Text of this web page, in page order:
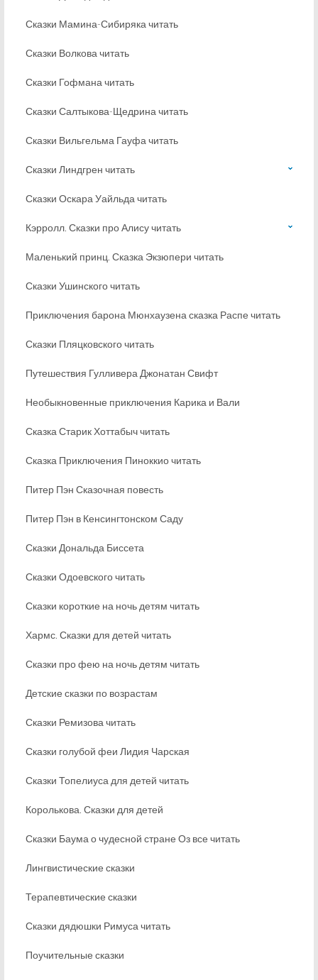
Сказки Мамина-Сибиряка читать
Сказки Волкова читать
Сказки Гофмана читать
Сказки Салтыкова-Щедрина читать
Сказки Вильгельма Гауфа читать
Сказки Линдгрен читать
Сказки Оскара Уайльда читать
Кэрролл. Сказки про Алису читать
Маленький принц. Сказка Экзюпери читать
Сказки Ушинского читать
Приключения барона Мюнхаузена сказка Распе читать
Сказки Пляцковского читать
Путешествия Гулливера Джонатан Свифт
Необыкновенные приключения Карика и Вали
Сказка Старик Хоттабыч читать
Сказка Приключения Пиноккио читать
Питер Пэн Сказочная повесть
Питер Пэн в Кенсингтонском Саду
Сказки Дональда Биссета
Сказки Одоевского читать
Сказки короткие на ночь детям читать
Хармс. Сказки для детей читать
Сказки про фею на ночь детям читать
Детские сказки по возрастам
Сказки Ремизова читать
Сказки голубой феи Лидия Чарская
Сказки Топелиуса для детей читать
Королькова. Сказки для детей
Сказки Баума о чудесной стране Оз все читать
Лингвистические сказки
Терапевтические сказки
Сказки дядюшки Римуса читать
Поучительные сказки